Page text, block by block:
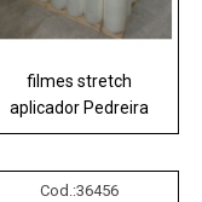
filmes stretch
aplicador Pedreira
Cod.:36456